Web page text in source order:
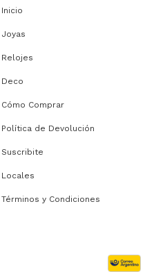
Inicio
Joyas
Relojes
Deco
Cómo Comprar
Política de Devolución
Suscribite
Locales
Términos y Condiciones